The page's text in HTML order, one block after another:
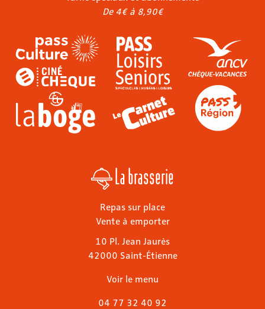
De 4€ à 8,90€
La brasserie
Repas sur place
Vente à emporter
10 Pl. Jean Jaurès
42000 Saint-Étienne
Voir le menu
04 77 32 40 92